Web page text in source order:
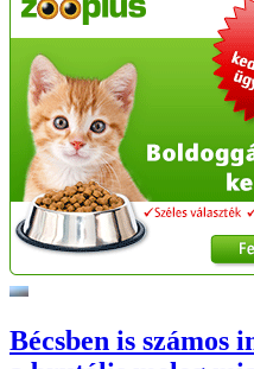
Bécsben is számos